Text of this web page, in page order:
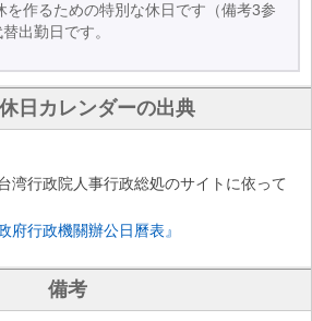
を作るための特別な休日です（備考3参
出勤日です。
日カレンダーの出典
湾行政院人事行政総処のサイトに依って
府行政機關辦公日曆表』
備考